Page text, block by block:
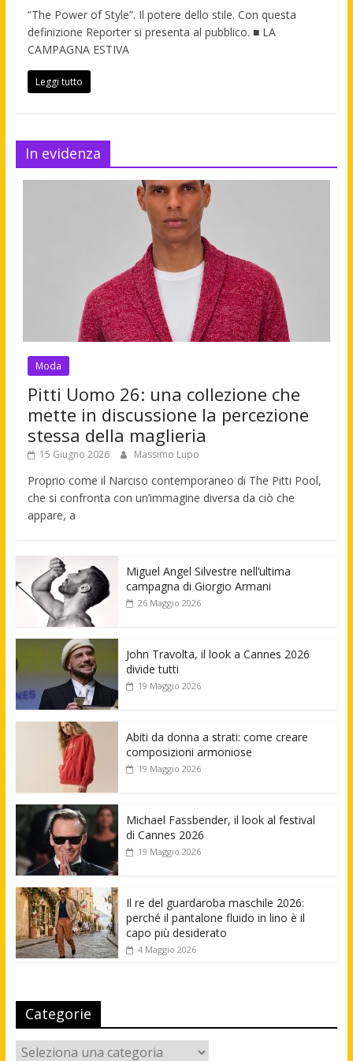
“The Power of Style”. Il potere dello stile. Con questa
definizione Reporter si presenta al pubblico. ■ LA
CAMPAGNA ESTIVA
Leggi tutto
In evidenza
Moda
Pitti Uomo 26: una collezione che
mette in discussione la percezione
stessa della maglieria
15 Giugno 2026 Massimo Lupo
Proprio come il Narciso contemporaneo di The Pitti Pool,
che si confronta con un’immagine diversa da ciò che
appare, a
Miguel Angel Silvestre nell’ultima
campagna di Giorgio Armani
26 Maggio 2026
John Travolta, il look a Cannes 2026
divide tutti
19 Maggio 2026
Abiti da donna a strati: come creare
composizioni armoniose
19 Maggio 2026
Michael Fassbender, il look al festival
di Cannes 2026
19 Maggio 2026
Il re del guardaroba maschile 2026:
perché il pantalone fluido in lino è il
capo più desiderato
4 Maggio 2026
Categorie
Categorie